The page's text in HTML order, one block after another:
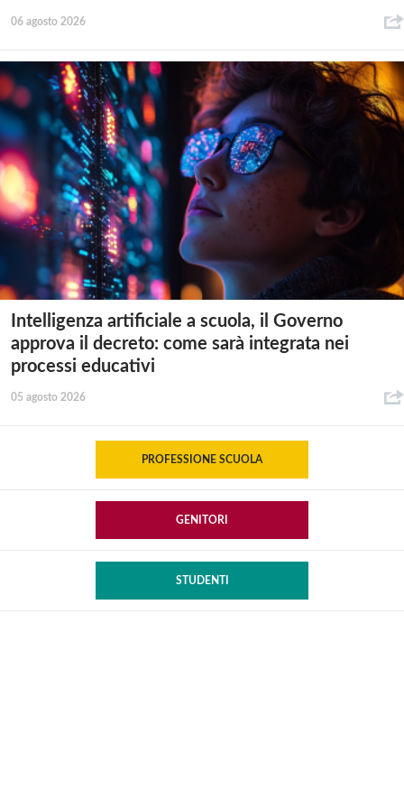
06 agosto 2026
Intelligenza artificiale a scuola, il Governo
approva il decreto: come sarà integrata nei
processi educativi
05 agosto 2026
PROFESSIONE SCUOLA
GENITORI
STUDENTI